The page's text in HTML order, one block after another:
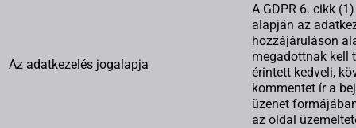
Az adatkezelés jogalapja
A GDPR 6. cikk
alapján az
hozzájáruláson
megadottnak kell
érintett kedveli,
kommentet ír a
üzenet
az oldal